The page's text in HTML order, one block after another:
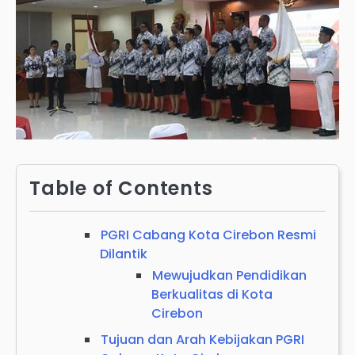
Table of Contents
PGRI Cabang Kota Cirebon Resmi
Dilantik
Mewujudkan Pendidikan
Berkualitas di Kota
Cirebon
Tujuan dan Arah Kebijakan PGRI